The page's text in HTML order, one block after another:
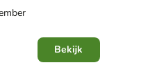
Bekijk